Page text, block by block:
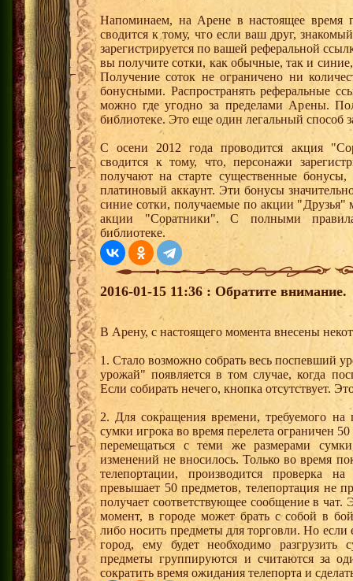
Напоминаем, на Арене в настоящее время
сводится к тому, что если ваш друг,
зарегистрируется по вашей реферальной
вы получите сотки, как обычные, так и
Получение соток не ограничено ни
бонусными. Распространять реферальные
можно где угодно за пределами Арены.
библиотеке. Это еще один легальный способ
С осени 2012 года проводится акция
сводится к тому, что, персонажи
получают на старте существенные
платиновый аккаунт. Эти бонусы
синие сотки, получаемые по акции "Друзья"
акции "Соратники". С полными
библиотеке.
2016-01-15 11:36 : Обратите внимание.
В Арену, с настоящего момента внесены
1. Стало возможно собрать весь поспевший
урожай" появляется в том случае, когда
Если собирать нечего, кнопка отсутствует.
2. Для сокращения времени, требуемого
сумки игрока во время перелета ограничен
перемещаться с теми же размерами
изменений не вносилось. Только во время
телепортации, производится проверка
превышает 50 предметов, телепортация не
получает соответствующее сообщение в
момент, в городе может брать с собой в
либо носить предметы для торговли. Но если
город, ему будет необходимо
предметы группируются и считаются за
сократить время ожидания телепорта и